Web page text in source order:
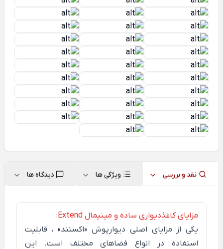
نقد و بررسی ویژگی ها دیدگاه ها
مزایای کاغذدیواری ساده و مینیمال Extend:
یکی از مزایای اصلی دیوارپوش «اکستند»، قابلیت
استفاده در انواع فضاهای مختلف است. این